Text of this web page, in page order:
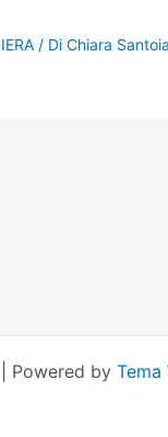
/ Di Chiara
Powered by Tema